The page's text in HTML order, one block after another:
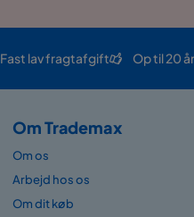
Fast lav fragtafgift Op til 20
Om Trademax
Om os
Arbejd hos os
Om dit køb